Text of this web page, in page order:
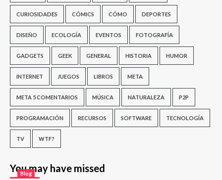
CURIOSIDADES CÓMICS CÓMO DEPORTES
DISEÑO ECOLOGÍA EVENTOS FOTOGRAFÍA
GADGETS GEEK GENERAL HISTORIA HUMOR
INTERNET JUEGOS LIBROS META
META 5 COMENTARIOS MÚSICA NATURALEZA P2P
PROGRAMACIÓN RECURSOS SOFTWARE TECNOLOGÍA
TV WTF?
You may have missed
Blog